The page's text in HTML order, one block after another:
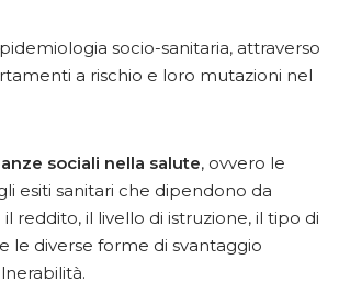
socio-sanitaria, attraverso
a rischio e loro mutazioni nel
sociali nella salute, ovvero le
esiti sanitari che dipendono da
reddito, il livello di istruzione, il tipo di
le diverse forme di svantaggio